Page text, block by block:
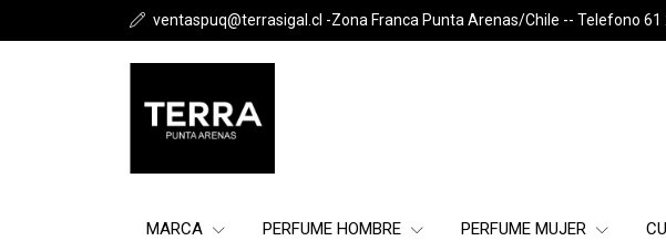
ventaspuq@terrasigal.cl -Zona Franca Punta Arenas/Chile -- Telefono 61
MARCA PERFUME HOMBRE PERFUME MUJER